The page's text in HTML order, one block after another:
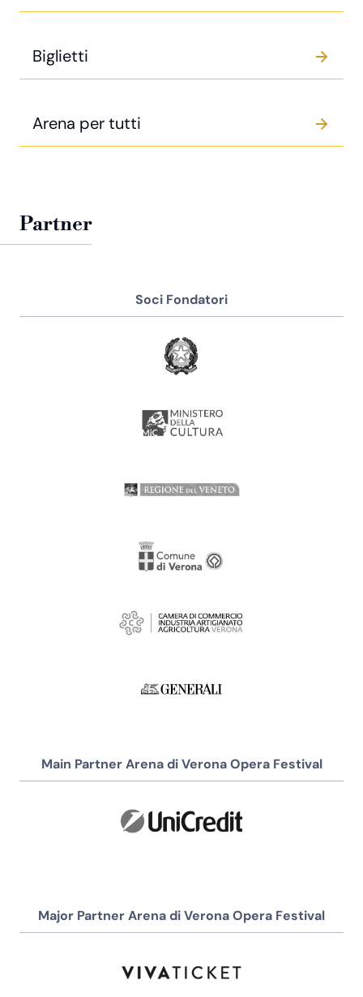
Biglietti
Arena per tutti
Partner
Soci Fondatori
Main Partner Arena di Verona Opera Festival
Major Partner Arena di Verona Opera Festival